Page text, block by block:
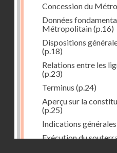
Concession du
Données
Métropolitain(p.16)
Dispositions
(p.18)
Relations entre les
(p.23)
Terminus (p.24)
Aperçu sur la
(p.25)
Indications
Exécution du